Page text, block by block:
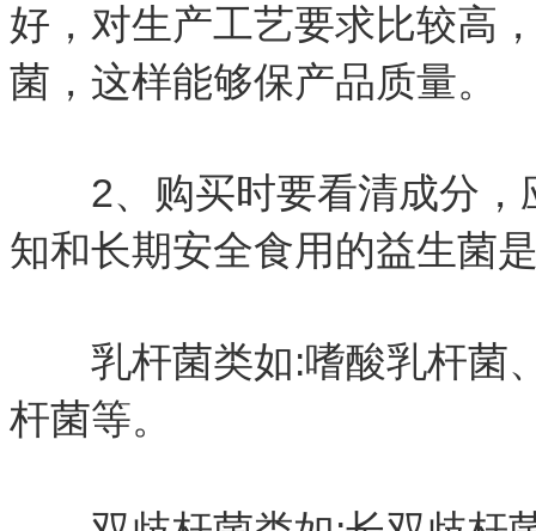
好，对生产工艺要求比较高
菌，这样能够保产品质量。
2、购买时要看清成分，
知和长期安全食用的益生菌
乳杆菌类如:嗜酸乳杆菌、
杆菌等。